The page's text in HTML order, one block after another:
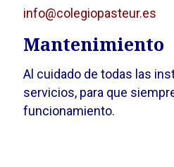
info@colegiopasteur.es
Mantenimiento
Al cuidado de todas las
servicios, para que
funcionamiento.